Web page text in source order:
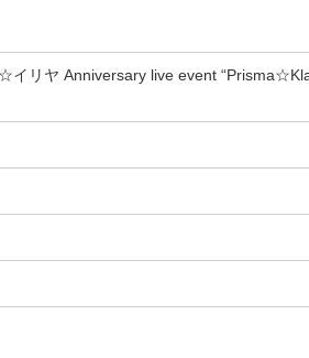
イリヤ Anniversary live event